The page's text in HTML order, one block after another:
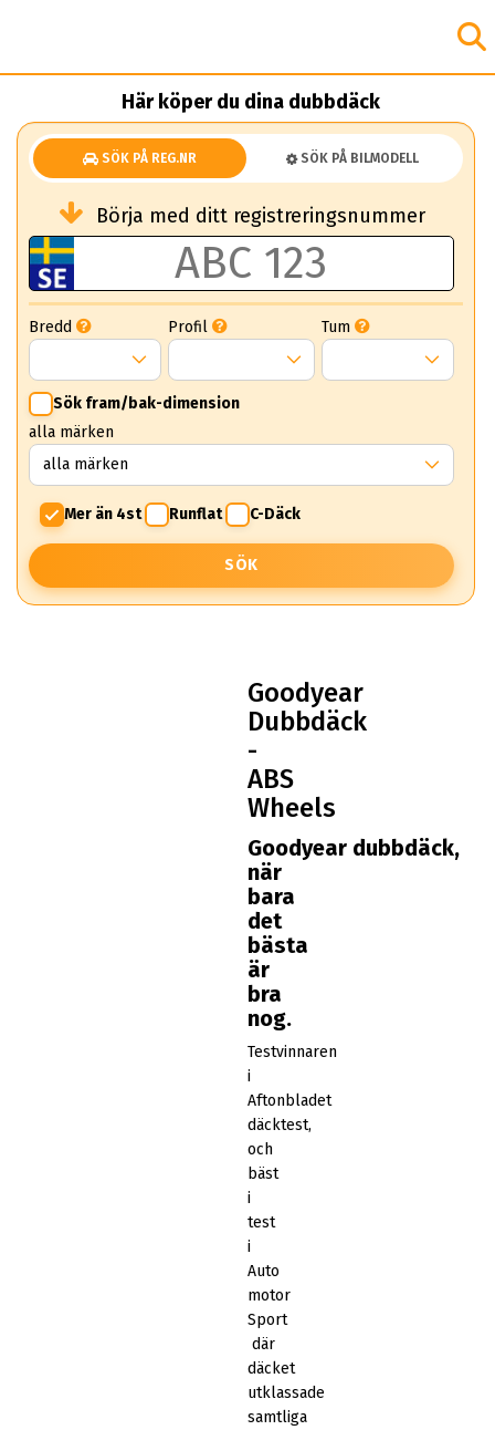
Här köper du dina dubbdäck
SÖK PÅ REG.NR SÖK PÅ BILMODELL
Börja med ditt registreringsnummer
Bredd Profil Tum
Sök fram/bak-dimension
alla märken
Mer än 4st Runflat C-Däck
SÖK
Goodyear
Dubbdäck
-
ABS
Wheels
Goodyear dubbdäck,
när
bara
det
bästa
är
bra
nog.
Testvinnaren
i
Aftonbladet
däcktest,
och
bäst
i
test
i
Auto
motor
Sport
där
däcket
utklassade
samtliga